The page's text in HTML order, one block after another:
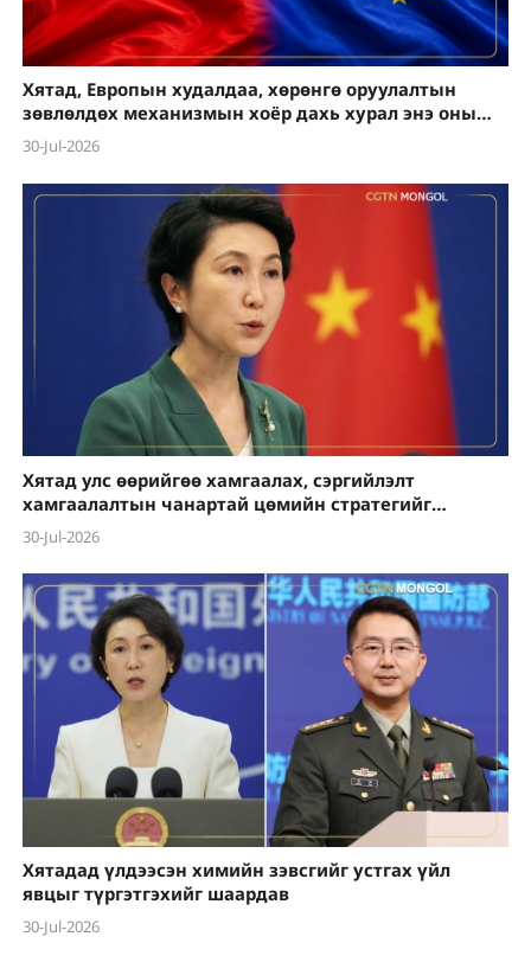
Хятад, Европын худалдаа, хөрөнгө оруулалтын
зөвлөлдөх механизмын хоёр дахь хурал энэ оны
намар болно
30-Jul-2026
Хятад улс өөрийгөө хамгаалах, сэргийлэлт
хамгаалалтын чанартай цөмийн стратегийг
тууштай баримталдаг
30-Jul-2026
Хятадад үлдээсэн химийн зэвсгийг устгах үйл
явцыг түргэтгэхийг шаардав
30-Jul-2026